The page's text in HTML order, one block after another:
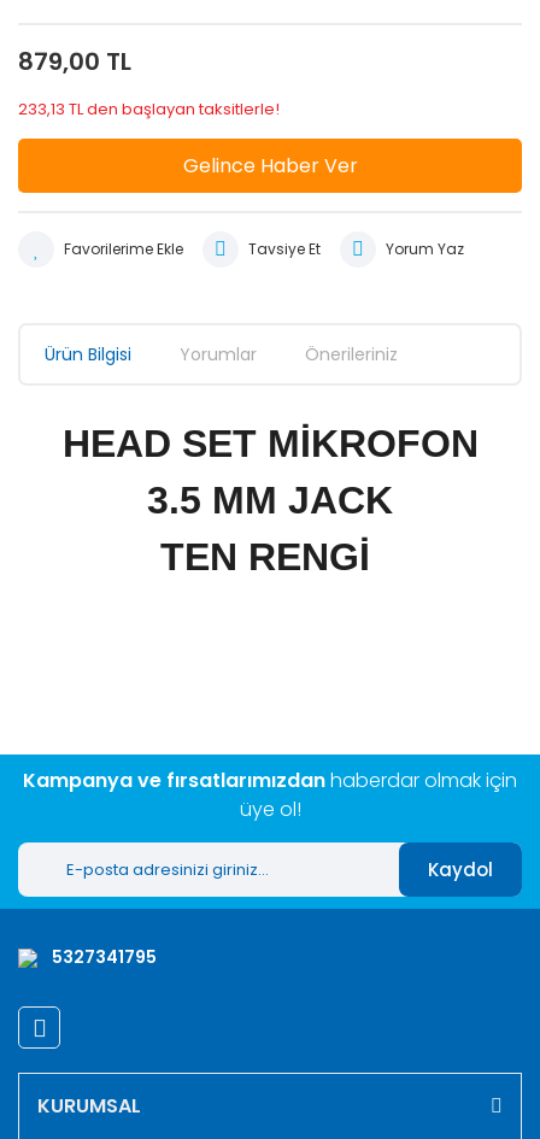
879,00 TL
233,13 TL den başlayan taksitlerle!
Gelince Haber Ver
Tavsiye Et Yorum Yaz
Ürün Bilgisi Yorumlar Önerileriniz
HEAD SET MİKROFON
3.5 MM JACK
TEN RENGİ
Ürün bilgilerinde hatalar bulunuyor.
Bu ürüne benzer farklı alternatifler olmalı.
Kampanya ve fırsatlarımızdanhaberdar olmak için
üye ol!
Kaydol
5327341795
KURUMSAL